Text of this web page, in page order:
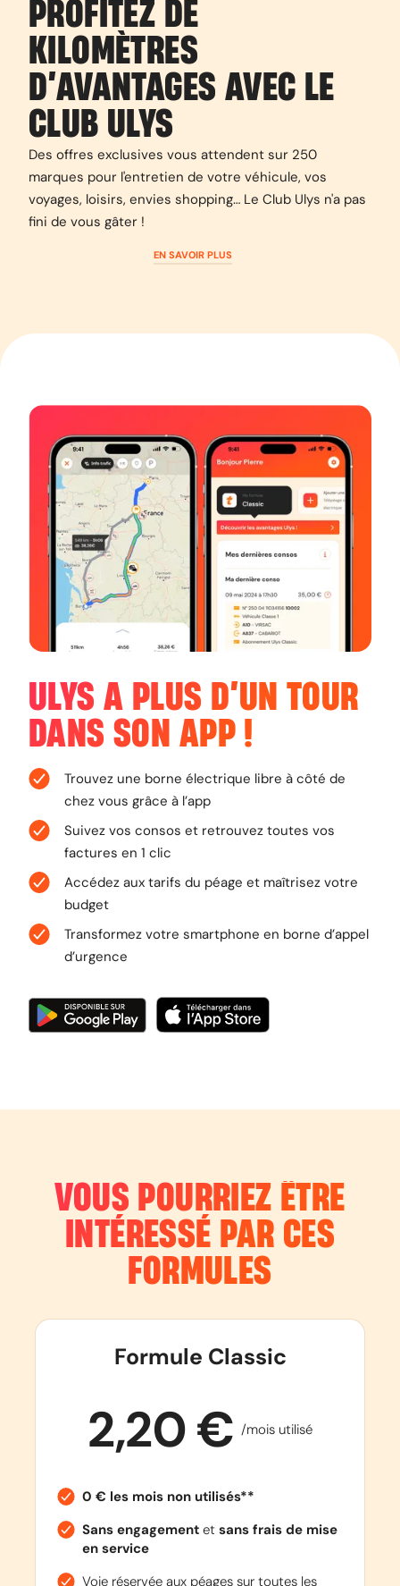
PROFITEZ DE
KILOMÈTRES
D’AVANTAGES AVEC LE
CLUB ULYS
Des offres exclusives vous attendent sur 250
marques pour l'entretien de votre véhicule, vos
voyages, loisirs, envies shopping… Le Club Ulys n'a pas
fini de vous gâter !
EN SAVOIR PLUS
ULYS A PLUS D’UN TOUR
DANSSON APP!
Trouvez une borne électrique libre à côté de
chez vous grâce à l’app
Suivez vos consos et retrouvez toutes vos
factures en 1 clic
Accédez aux tarifs du péage et maîtrisez votre
budget
Transformez votre smartphone en borne d’appel
d’urgence
VOUS POURRIEZ ÊTRE
INTÉRESSÉ PAR CES
FORMULES
Formule Classic
2,20 € /mois utilisé
0 € les mois non utilisés**
Sans engagementet sans frais de mise
en service
Voie réservée aux péages sur toutes les